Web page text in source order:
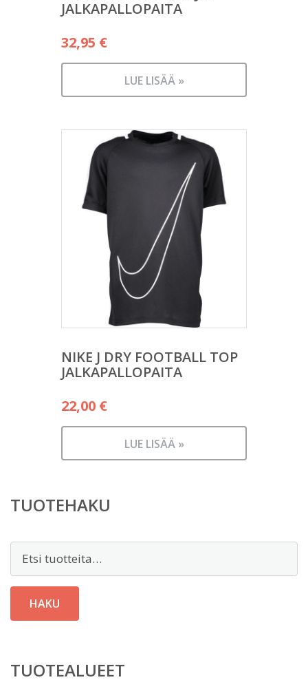
JALKAPALLOPAITA
32,95 €
LUE LISÄÄ »
NIKE J DRY FOOTBALL TOP
JALKAPALLOPAITA
22,00 €
LUE LISÄÄ »
TUOTEHAKU
Etsi:
HAKU
TUOTEALUEET